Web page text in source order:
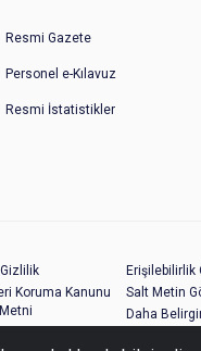
Resmi Gazete
Personel e-Kılavuz
Resmi İstatistikler
Koruma Kanunu
Erişilebilirlik
Salt Metin
Daha